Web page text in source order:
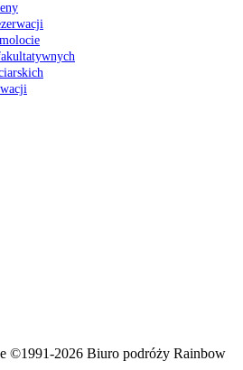
©1991-2026 Biuro podróży Rainbow